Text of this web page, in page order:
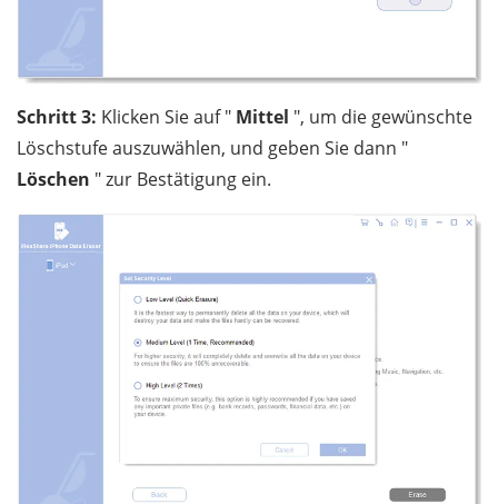
Schritt 3: Klicken Sie auf " Mittel ", um die gewünschte
Löschstufe auszuwählen, und geben Sie dann "
Löschen " zur Bestätigung ein.